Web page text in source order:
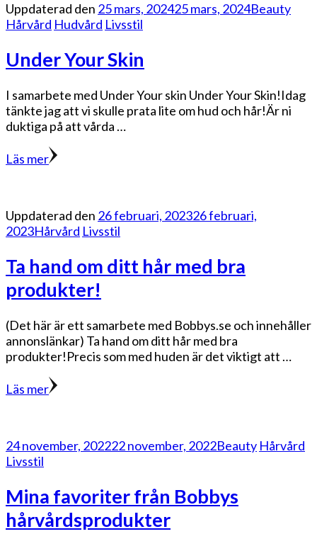
Uppdaterad den 25 mars, 202425 mars, 2024Beauty
Hårvård Hudvård Livsstil
Under Your Skin
I samarbete med Under Your skin Under Your Skin!Idag
tänkte jag att vi skulle prata lite om hud och hår!Är ni
duktiga på att vårda …
Läs mer
Uppdaterad den 26 februari, 202326 februari,
2023Hårvård Livsstil
Ta hand om ditt hår med bra
produkter!
(Det här är ett samarbete med Bobbys.se och innehåller
annonslänkar) Ta hand om ditt hår med bra
produkter!Precis som med huden är det viktigt att …
Läs mer
24 november, 202222 november, 2022Beauty Hårvård
Livsstil
Mina favoriter från Bobbys
hårvårdsprodukter